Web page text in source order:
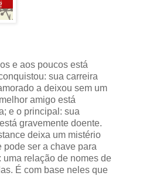
e aos poucos está
sua carreira
a deixou sem um
amigo está
e o principal: sua
gravemente doente.
deixa um mistério
pode ser a chave para
relação de nomes de
É com base neles que